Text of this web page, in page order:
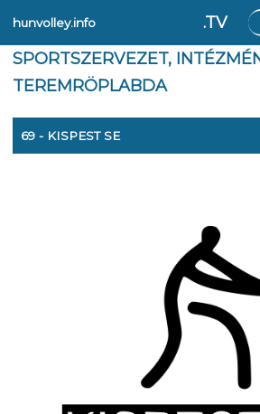
hunvolley.info .TV
SPORTSZERVEZET,
TEREMRÖPLABDA
69 - KISPEST SE